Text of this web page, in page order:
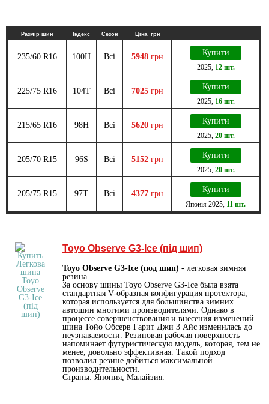
Размір шин Індекс Сезон Ціна, грн
235/60 R16 100H Всі 5948 грн Купити
2025, 12 шт.
225/75 R16 104T Всі 7025 грн Купити
2025, 16 шт.
215/65 R16 98H Всі 5620 грн Купити
2025, 20 шт.
205/70 R15 96S Всі 5152 грн Купити
2025, 20 шт.
205/75 R15 97T Всі 4377 грн Купити
Японія 2025 11 шт.
Toyo Observe G3-Ice (під шип)
Toyo Observe G3-Ice (под шип) - легковая зимняя
резина.
За основу шины Toyo Observe G3-Ice была взята
стандартная V-образная конфигурация протектора,
которая используется для большинства зимних
автошин многими производителями. Однако в
процессе совершенствования и внесения изменений
шина Тойо Обсерв Гарит Джи 3 Айс изменилась до
неузнаваемости. Резиновая рабочая поверхность
напоминает футуристическую модель, которая, тем не
менее, довольно эффективная. Такой подход
позволил резине добиться максимальной
производительности.
Страны: Япония, Малайзия.